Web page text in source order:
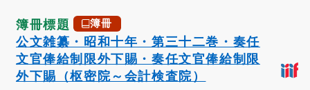
簿冊標題 簿冊
公文雑纂・昭和十年・第三十二巻・奏任
文官俸給制限外下賜・奏任文官俸給制限
外下賜（枢密院～会計検査院）